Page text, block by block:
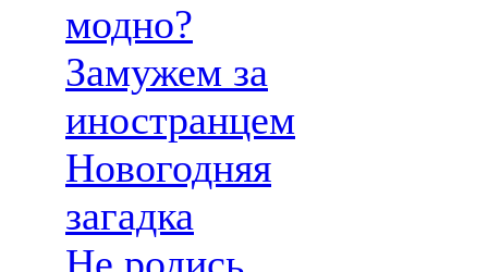
модно?
Замужем за
иностранцем
Новогодняя
загадка